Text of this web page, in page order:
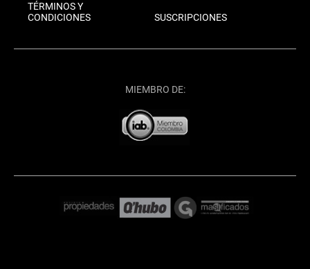
TÉRMINOS Y
CONDICIONES
SUSCRIPCIONES
MIEMBRO DE: